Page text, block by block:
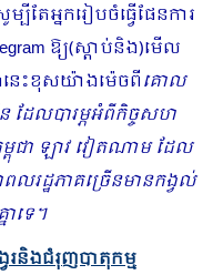
បីតែអ្នករៀបចំធ្វើផែនការ
ឱ្យ(ស្ដាប់និង)មើល
េះខុសយ៉ាងម៉េចពីគោល
ដែលបារម្ភអំពីកិច្ចសហ
ពុជា ឡាវ វៀតណាម ដែល
លរដ្ឋភាគច្រើនមានកង្វល់
ាទេ។
និងជំរុញបាតុកម្ម